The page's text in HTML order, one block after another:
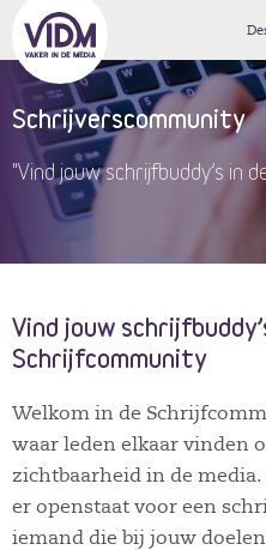
Schrijverscommunity
"Vind jouw schrijfbuddy’s in
Vind jouw
Schrijfcommunity
Welkom in de
waar leden elkaar vinden
zichtbaarheid in de media.
er openstaat voor een
iemand die bij jouw